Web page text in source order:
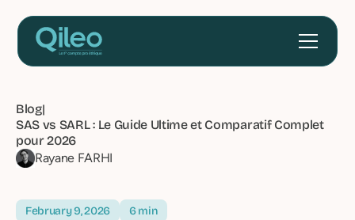
Blog|
SAS vs SARL : Le Guide Ultime et Comparatif Complet
pour 2026
Rayane FARHI
February 9, 2026 6 min